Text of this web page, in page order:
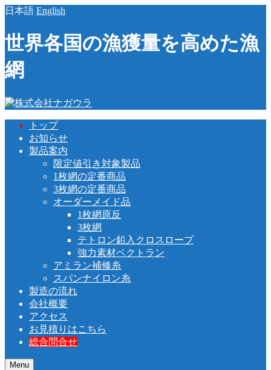
日本語 English
世界各国の漁獲量を高めた漁
網
トップ
お知らせ
製品案内
限定値引き対象製品
1枚網の定番商品
3枚網の定番商品
オーダーメイド品
1枚網原反
3枚網
テトロン鉛入クロスロープ
強力素材ベクトラン
アミラン補修糸
スパンナイロン糸
製造の流れ
会社概要
アクセス
お見積りはこちら
総合問合せ
Menu